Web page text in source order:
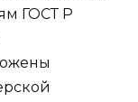
ГОСТ Р